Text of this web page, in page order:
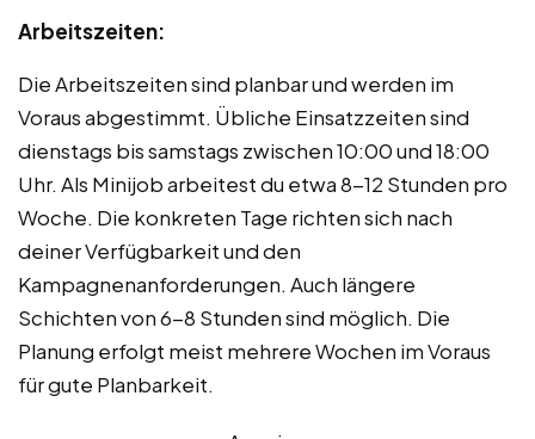
Arbeitszeiten:
Die Arbeitszeiten sind planbar und werden im
Voraus abgestimmt. Übliche Einsatzzeiten sind
dienstags bis samstags zwischen 10:00 und 18:00
Uhr. Als Minijob arbeitest du etwa 8-12 Stunden pro
Woche. Die konkreten Tage richten sich nach
deiner Verfügbarkeit und den
Kampagnenanforderungen. Auch längere
Schichten von 6-8 Stunden sind möglich. Die
Planung erfolgt meist mehrere Wochen im Voraus
für gute Planbarkeit.